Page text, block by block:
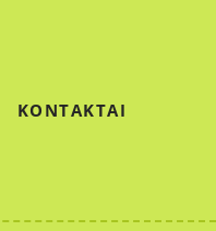
KONTAKTAI